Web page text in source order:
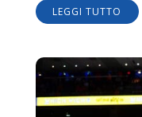
LEGGI TUTTO